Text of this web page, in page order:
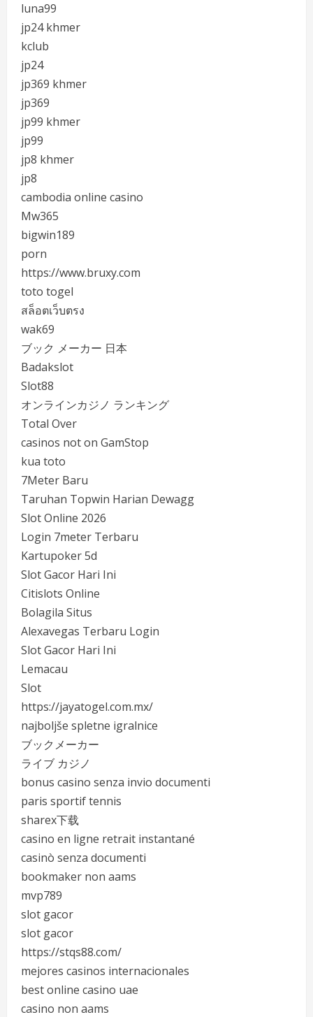
luna99
jp24 khmer
kclub
jp24
jp369 khmer
jp369
jp99 khmer
jp99
jp8 khmer
jp8
cambodia online casino
Mw365
bigwin189
porn
https://www.bruxy.com
toto togel
สล็อตเว็บตรง
wak69
ブック メーカー 日本
Badakslot
Slot88
オンラインカジノ ランキング
Total Over
casinos not on GamStop
kua toto
7Meter Baru
Taruhan Topwin Harian Dewagg
Slot Online 2026
Login 7meter Terbaru
Kartupoker 5d
Slot Gacor Hari Ini
Citislots Online
Bolagila Situs
Alexavegas Terbaru Login
Slot Gacor Hari Ini
Lemacau
Slot
https://jayatogel.com.mx/
najboljše spletne igralnice
ブックメーカー
ライブ カジノ
bonus casino senza invio documenti
paris sportif tennis
sharex下载
casino en ligne retrait instantané
casinò senza documenti
bookmaker non aams
mvp789
slot gacor
slot gacor
https://stqs88.com/
mejores casinos internacionales
best online casino uae
casino non aams